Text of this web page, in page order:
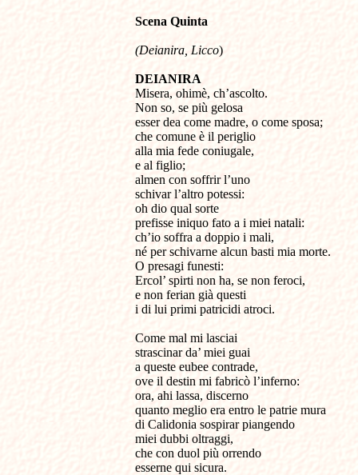
Scena Quinta
(Deianira, Licco)
DEIANIRA
Misera, ohimè, ch’ascolto.
Non so, se più gelosa
esser dea come madre, o come sposa;
che comune è il periglio
alla mia fede coniugale,
e al figlio;
almen con soffrir l’uno
schivar l’altro potessi:
oh dio qual sorte
prefisse iniquo fato a i miei natali:
ch’io soffra a doppio i mali,
né per schivarne alcun basti mia morte.
O presagi funesti:
Ercol’ spirti non ha, se non feroci,
e non ferian già questi
i di lui primi patricidi atroci.
Come mal mi lasciai
strascinar da’ miei guai
a queste eubee contrade,
ove il destin mi fabricò l’inferno:
ora, ahi lassa, discerno
quanto meglio era entro le patrie mura
di Calidonia sospirar piangendo
miei dubbi oltraggi,
che con duol più orrendo
esserne qui sicura.